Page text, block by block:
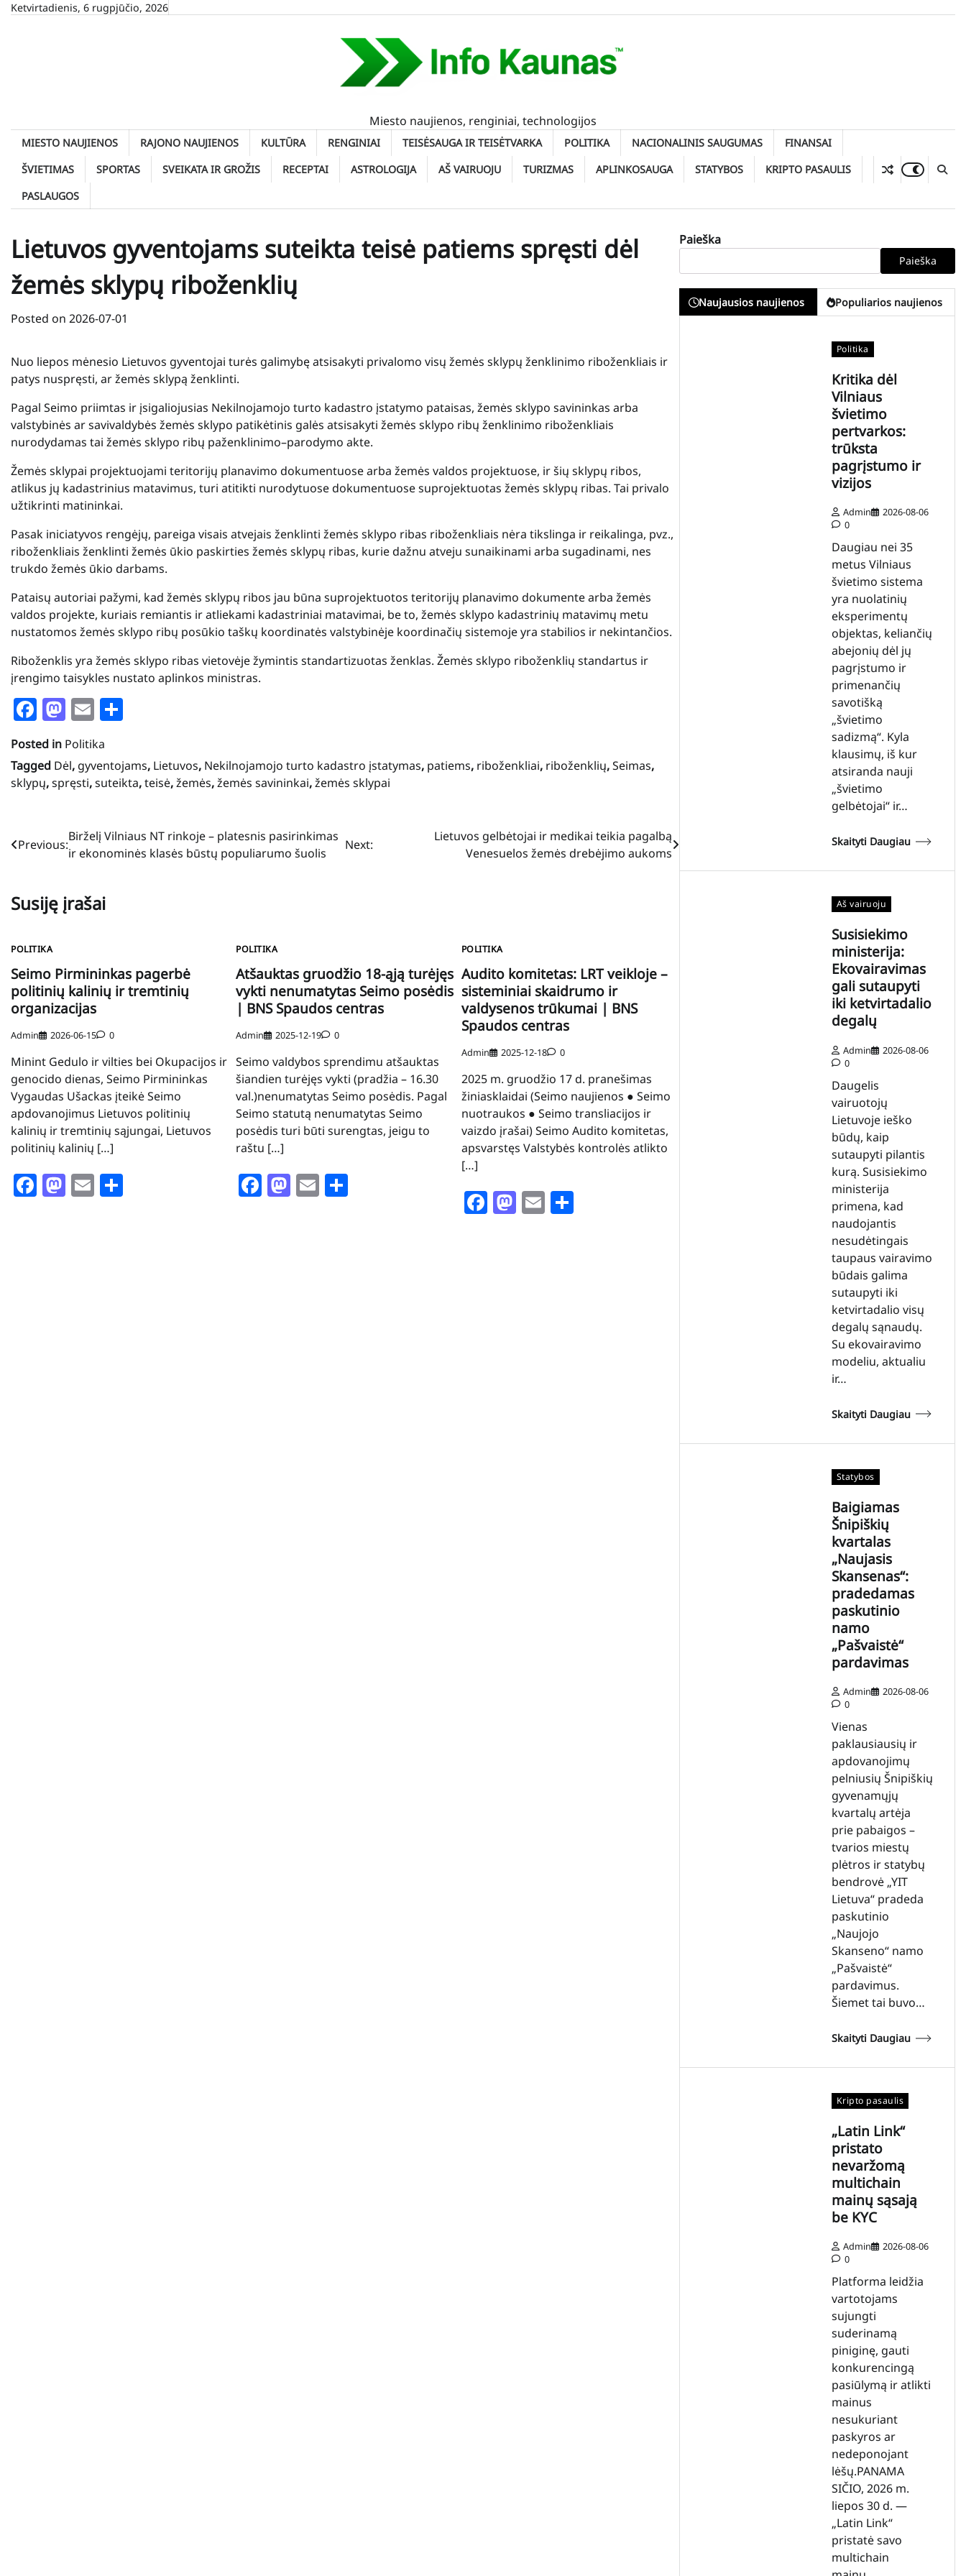
SkipKetvirtadienis, 6 rugpjūčio, 2026
Miesto naujienos, renginiai, technologijos
MIESTO NAUJIENOS RAJONO NAUJIENOS KULTŪRA RENGINIAI TEISĖSAUGA IR TEISĖTVARKA POLITIKA NACIONALINIS SAUGUMAS
FINANSAI
ŠVIETIMAS
SPORTAS SVEIKATA IR GROŽIS RECEPTAI ASTROLOGIJA AŠ VAIRUOJU TURIZMAS APLINKOSAUGA STATYBOS
KRIPTO PASAULIS
PASLAUGOS
Lietuvos gyventojams suteikta teisė patiems spręsti dėl
žemės sklypų riboženklių
Posted on 2026-07-01
Nuo liepos mėnesio Lietuvos gyventojai turės galimybę atsisakyti privalomo visų žemės sklypų ženklinimo riboženkliais ir
patys nuspręsti, ar žemės sklypą ženklinti.
Pagal Seimo priimtas ir įsigaliojusias Nekilnojamojo turto kadastro įstatymo pataisas, žemės sklypo savininkas arba
valstybinės ar savivaldybės žemės sklypo patikėtinis galės atsisakyti žemės sklypo ribų ženklinimo riboženkliais
nurodydamas tai žemės sklypo ribų paženklinimo–parodymo akte.
Žemės sklypai projektuojami teritorijų planavimo dokumentuose arba žemės valdos projektuose, ir šių sklypų ribos,
atlikus jų kadastrinius matavimus, turi atitikti nurodytuose dokumentuose suprojektuotas žemės sklypų ribas. Tai privalo
užtikrinti matininkai.
Pasak iniciatyvos rengėjų, pareiga visais atvejais ženklinti žemės sklypo ribas riboženkliais nėra tikslinga ir reikalinga, pvz.,
riboženkliais ženklinti žemės ūkio paskirties žemės sklypų ribas, kurie dažnu atveju sunaikinami arba sugadinami, nes
trukdo žemės ūkio darbams.
Pataisų autoriai pažymi, kad žemės sklypų ribos jau būna suprojektuotos teritorijų planavimo dokumente arba žemės
valdos projekte, kuriais remiantis ir atliekami kadastriniai matavimai, be to, žemės sklypo kadastrinių matavimų metu
nustatomos žemės sklypo ribų posūkio taškų koordinatės valstybinėje koordinačių sistemoje yra stabilios ir nekintančios.
Riboženklis yra žemės sklypo ribas vietovėje žymintis standartizuotas ženklas. Žemės sklypo riboženklių standartus ir
įrengimo taisykles nustato aplinkos ministras.
Facebook
Mastodon
Email
Posted in Politika
Tagged Dėl, gyventojams, Lietuvos, Nekilnojamojo turto kadastro įstatymas, patiems, riboženkliai, riboženklių,Seimas,
sklypų,spręsti,suteikta,teisė,žemės,žemės savininkai,žemės sklypai
Navigacija
įrašų
Previous:
Birželį Vilniaus NT rinkoje – platesnis pasirinkimas
ir ekonominės klasės būstų populiarumo šuolis
Next:
Lietuvos gelbėtojai ir medikai teikia pagalbą
Venesuelos žemės drebėjimo aukoms
Susiję įrašai
POLITIKA
Seimo Pirmininkas pagerbė
politinių kalinių ir tremtinių
organizacijas
Admin 2026-06-15 0
Minint Gedulo ir vilties bei Okupacijos ir
genocido dienas, Seimo Pirmininkas
Vygaudas Ušackas įteikė Seimo
apdovanojimus Lietuvos politinių
kalinių ir tremtinių sąjungai, Lietuvos
politinių kalinių […]
Facebook
Mastodon
Email
POLITIKA
Atšauktas gruodžio 18-ąją turėjęs
vykti nenumatytas Seimo posėdis
| BNS Spaudos centras
Admin 2025-12-19 0
Seimo valdybos sprendimu atšauktas
šiandien turėjęs vykti (pradžia – 16.30
val.)nenumatytas Seimo posėdis. Pagal
Seimo statutą nenumatytas Seimo
posėdis turi būti surengtas, jeigu to
raštu […]
Facebook
Mastodon
Email
POLITIKA
Audito komitetas: LRT veikloje –
sisteminiai skaidrumo ir
valdysenos trūkumai | BNS
Spaudos centras
Admin 2025-12-18 0
2025 m. gruodžio 17 d. pranešimas
žiniasklaidai (Seimo naujienos ● Seimo
nuotraukos ● Seimo transliacijos ir
vaizdo įrašai) Seimo Audito komitetas,
apsvarstęs Valstybės kontrolės atlikto
[…]
Facebook
Mastodon
EmailShare
Paieška
Paieška
Naujausios naujienos Populiarios naujienos
Politika
Kritika dėl
Vilniaus
švietimo
pertvarkos:
trūksta
pagrįstumo ir
vizijos
Admin
2026-08-06
0
Daugiau nei 35
metus Vilniaus
švietimo sistema
yra nuolatinių
eksperimentų
objektas, keliančių
abejonių dėl jų
pagrįstumo ir
primenančių
savotišką
„švietimo
sadizmą“. Kyla
klausimų, iš kur
atsiranda nauji
„švietimo
gelbėtojai“ ir…
Skaityti Daugiau
Aš vairuoju
Susisiekimo
ministerija:
Ekovairavimas
gali sutaupyti
iki ketvirtadalio
degalų
Admin
2026-08-06
0
Daugelis
vairuotojų
Lietuvoje ieško
būdų, kaip
sutaupyti pilantis
kurą. Susisiekimo
ministerija
primena, kad
naudojantis
nesudėtingais
taupaus vairavimo
būdais galima
sutaupyti iki
ketvirtadalio visų
degalų sąnaudų.
Su ekovairavimo
modeliu, aktualiu
ir…
Skaityti Daugiau
Statybos
Baigiamas
Šnipiškių
kvartalas
„Naujasis
Skansenas“:
pradedamas
paskutinio
namo
„Pašvaistė“
pardavimas
Admin
2026-08-06
0
Vienas
paklausiausių ir
apdovanojimų
pelniusių Šnipiškių
gyvenamųjų
kvartalų artėja
prie pabaigos –
tvarios miestų
plėtros ir statybų
bendrovė „YIT
Lietuva“ pradeda
paskutinio
„Naujojo
Skanseno“ namo
„Pašvaistė“
pardavimus.
Šiemet tai buvo…
Skaityti Daugiau
Kripto pasaulis
„Latin Link“
pristato
nevaržomą
multichain
mainų sąsają
be KYC
Admin
2026-08-06
0
Platforma leidžia
vartotojams
sujungti
suderinamą
piniginę, gauti
konkurencingą
pasiūlymą ir atlikti
mainus
nesukuriant
paskyros ar
nedeponojant
lėšų.PANAMA
SIČIO, 2026 m.
liepos 30 d. —
„Latin Link“
pristatė savo
multichain